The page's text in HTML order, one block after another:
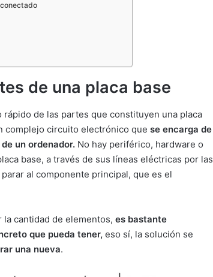
de una placa base
rápido de las partes que constituyen una placa
complejo circuito electrónico que se encarga de
un ordenador. No hay periférico, hardware o
base, a través de sus líneas eléctricas por las
al componente principal, que es el
cantidad de elementos, es bastante
que pueda tener, eso sí, la solución se
una nueva.